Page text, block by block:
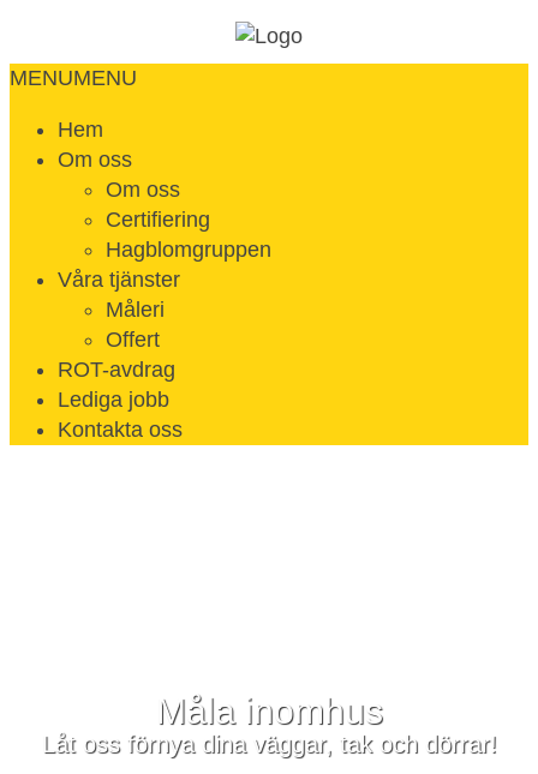
MENUMENU
Hem
Om oss
Om oss
Certifiering
Hagblomgruppen
Våra tjänster
Måleri
Offert
ROT-avdrag
Lediga jobb
Kontakta oss
Måla inomhus
Låt oss förnya dina väggar, tak och dörrar!